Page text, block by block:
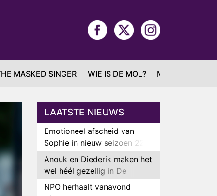
MASKED SINGER WIE IS DE MOL? MAFS
LAATSTE NIEUWS
Emotioneel afscheid van
Sophie in nieuw seizoen 22
Kids and Counting
Anouk en Diederik maken het
wel héél gezellig in De
Bondgenoten
NPO herhaalt vanavond